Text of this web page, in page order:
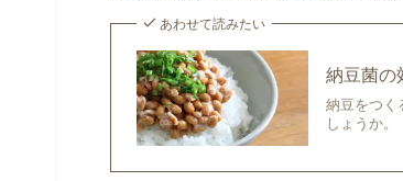
あわせて読みたい
納豆菌の
納豆をつく
しょうか。